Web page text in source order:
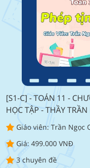
[S1-C] - TOÁN 11 -
HỌC TẬP - THẦY
Giáo viên: Trần Ngọc
Giá: 499.000 VNĐ
3 chuyên đề